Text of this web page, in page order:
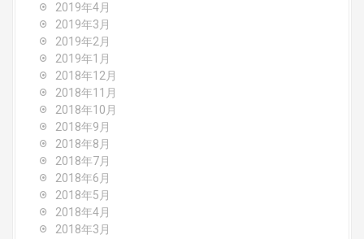
2019年4月
2019年3月
2019年2月
2019年1月
2018年12月
2018年11月
2018年10月
2018年9月
2018年8月
2018年7月
2018年6月
2018年5月
2018年4月
2018年3月